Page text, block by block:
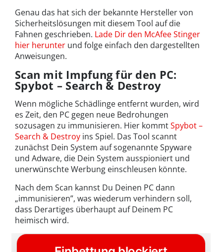
Genau das hat sich der bekannte Hersteller von
Sicherheitslösungen mit diesem Tool auf die
Fahnen geschrieben. Lade Dir den McAfee Stinger
hier herunter und folge einfach den dargestellten
Anweisungen.
Scan mit Impfung für den PC:
Spybot – Search & Destroy
Wenn mögliche Schädlinge entfernt wurden, wird
es Zeit, den PC gegen neue Bedrohungen
sozusagen zu immunisieren. Hier kommtSpybot –
Search & Destroy ins Spiel. Das Tool scannt
zunächst Dein System auf sogenannte Spyware
und Adware, die Dein System ausspioniert und
unerwünschte Werbung einschleusen könnte.
Nach dem Scan kannst Du Deinen PC dann
„immunisieren”, was wiederum verhindern soll,
dass Derartiges überhaupt auf Deinem PC
heimisch wird.